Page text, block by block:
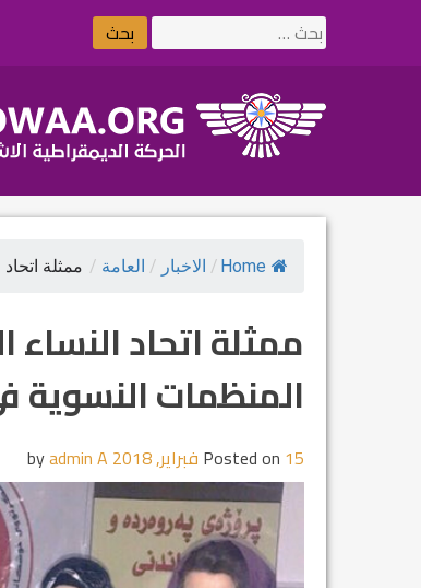
البحث
عن:
Home
/ الاخبار / العامة / ممثلة
ممثلة اتحاد
المنظمات النسوية
Posted on 15 فبراير, 2018 admin A